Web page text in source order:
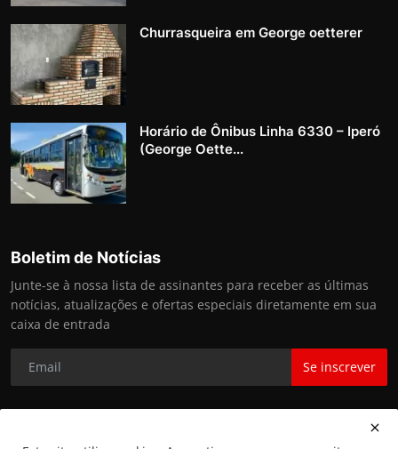
Churrasqueira em George oetterer
Horário de Ônibus Linha 6330 – Iperó
(George Oette...
Boletim de Notícias
Junte-se à nossa lista de assinantes para receber as últimas
notícias, atualizações e ofertas especiais diretamente em sua
caixa de entrada
Se inscrever